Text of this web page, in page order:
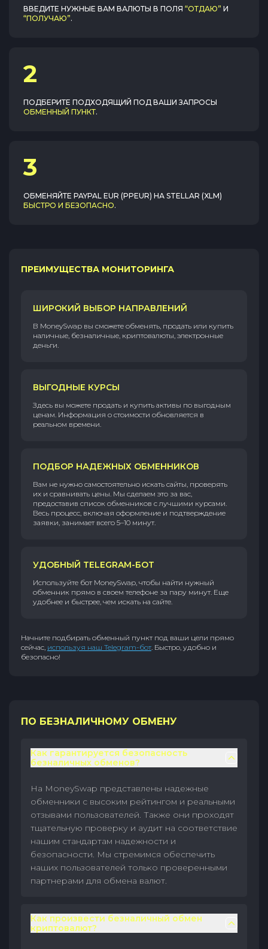
ВВЕДИТЕ НУЖНЫЕ ВАМ ВАЛЮТЫ В ПОЛЯ “ОТДАЮ” И
“ПОЛУЧАЮ”.
2
ПОДБЕРИТЕ ПОДХОДЯЩИЙ ПОД ВАШИ ЗАПРОСЫ
ОБМЕННЫЙ ПУНКТ.
3
ОБМЕНЯЙТЕ PAYPAL EUR (PPEUR) НА STELLAR (XLM)
БЫСТРО И БЕЗОПАСНО.
ПРЕИМУЩЕСТВА МОНИТОРИНГА
ШИРОКИЙ ВЫБОР НАПРАВЛЕНИЙ
В MoneySwap вы сможете обменять, продать или купить
наличные, безналичные, криптовалюты, электронные
деньги.
ВЫГОДНЫЕ КУРСЫ
Здесь вы можете продать и купить активы по выгодным
ценам. Информация о стоимости обновляется в
реальном времени.
ПОДБОР НАДЕЖНЫХ ОБМЕННИКОВ
Вам не нужно самостоятельно искать сайты, проверять
их и сравнивать цены. Мы сделаем это за вас,
предоставив список обменников с лучшими курсами.
Весь процесс, включая оформление и подтверждение
заявки, занимает всего 5–10 минут.
УДОБНЫЙ TELEGRAM-БОТ
Используйте бот MoneySwap, чтобы найти нужный
обменник прямо в своем телефоне за пару минут. Еще
удобнее и быстрее, чем искать на сайте.
Начните подбирать обменный пункт под ваши цели прямо
сейчас, используя наш Telegram-бот. Быстро, удобно и
безопасно!
ПО БЕЗНАЛИЧНОМУ ОБМЕНУ
Как гарантируется безопасность
безналичных обменов?
На MoneySwap представлены надежные
обменники с высоким рейтингом и реальными
отзывами пользователей. Также они проходят
тщательную проверку и аудит на соответствие
нашим стандартам надежности и
безопасности. Мы стремимся обеспечить
наших пользователей только проверенными
партнерами для обмена валют.
Как произвести безналичный обмен
криптовалют?